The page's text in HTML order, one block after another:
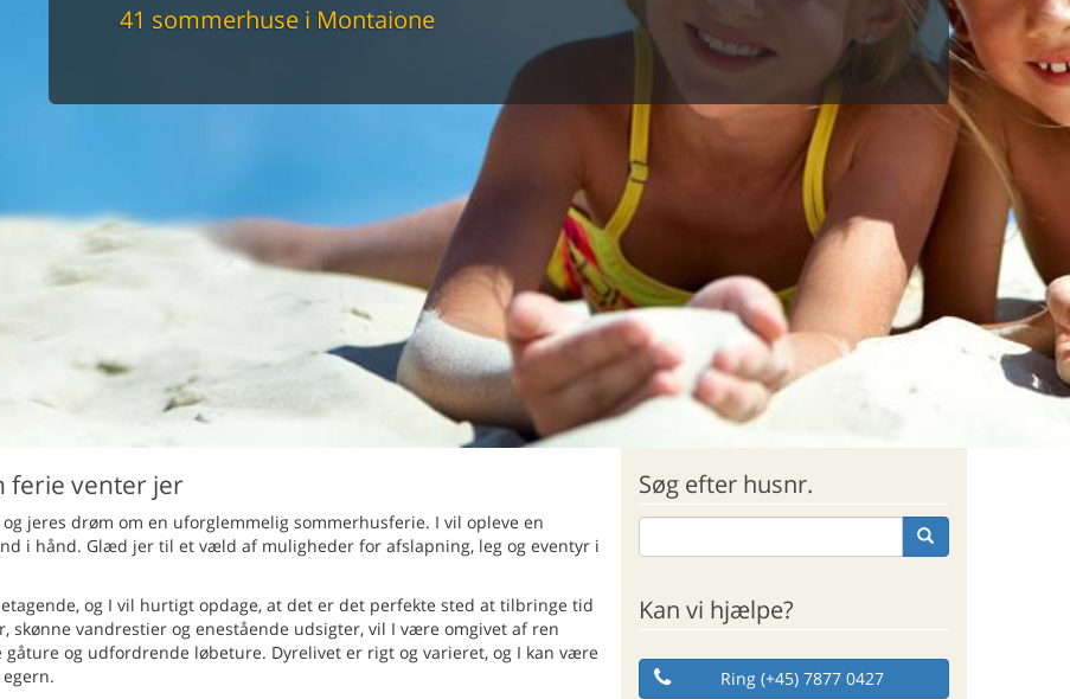
til elbil
41 sommerhuse i Montaione
ferie venter jer
jeres drøm om en uforglemmelig sommerhusferie. I vil opleve en
i hånd. Glæd jer til et væld af muligheder for afslapning, leg og eventyr i
og I vil hurtigt opdage, at det er det perfekte sted at tilbringe tid
skønne vandrestier og enestående udsigter, vil I være omgivet af ren
og udfordrende løbeture. Dyrelivet er rigt og varieret, og I kan være
Søg efter husnr.
Kan vi hjælpe?
Ring (+45) 7877 0427